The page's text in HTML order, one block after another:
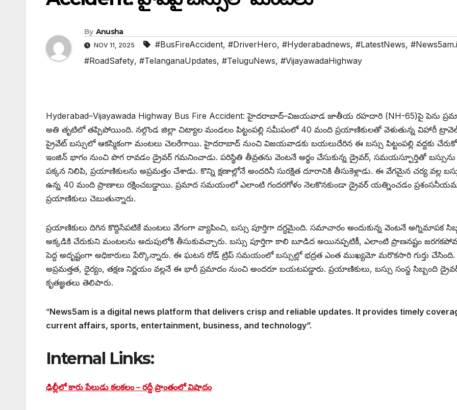
By Anusha
NOV 11, 2025 #BusFireAccident, #DriverHero, #Hyderabadnews, #LatestNews,
#RoadSafety, #TelanganaUpdates, #TeluguNews, #VijayawadaHighway
Hyderabad–Vijayawada Highway Bus Fire Accident: హైదరాబాద్–విజయవాడ జాతీయ రహదారి (NH-65)పై పెను
అతి తృటిలో తప్పిపోయింది. నల్గొండ జిల్లా చిట్యాల మండలం పిట్టంపల్లి సమీపంలో 40 మంది ప్రయాణికులతో వెళుతున్న విహారీ
ప్రైవేట్ బస్సులో ఆకస్మికంగా మంటలు చెలరేగాయి. హైదరాబాద్ నుంచి విజయవాడకు బయలుదేరిన ఈ బస్సు పిట్టంపల్లి వద్దకు
ఇంజిన్ భాగం నుంచి పొగ రావడం డ్రైవర్ గమనించాడు. పరిస్థితి తీవ్రతను వెంటనే అర్థం చేసుకున్న డ్రైవర్, సమయస్ఫూర్తితో బస్సును
పక్కన నిలిపి, ప్రయాణికులను అప్రమత్తం చేశాడు. కొన్ని క్షణాల్లోనే అందరినీ సురక్షిత దూరానికి తీసుకెళ్లాడు. ఈ వేగమైన చర్య వల్ల
ఉన్న 40 మంది ప్రాణాలు రక్షించబడ్డాయి. ప్రమాద సమయంలో ఎలాంటి గందరగోళం నెలకొనకుండా డ్రైవర్ యత్నించడం
ప్రయాణికులు చెబుతున్నారు.
ప్రయాణికులు దిగిన కొద్దిసేపటికే మంటలు వేగంగా వ్యాపించి, బస్సు పూర్తిగా దగ్ధమైంది. సమాచారం అందుకున్న వెంటనే అగ్నిమాపక
అక్కడికి చేరుకుని మంటలను అదుపులోకి తీసుకువచ్చారు. బస్సు పూర్తిగా కాలి బూడిద అయినప్పటికీ, ఎలాంటి ప్రాణనష్టం
పెద్ద అదృష్టంగా అధికారులు పేర్కొన్నారు. ఈ ఘటన రోడ్ ట్రిప్ సమయంలో బస్సుల్లో భద్రత ఎంత ముఖ్యమో మరొకసారి గుర్తు చేసింది.
అప్రమత్తత, ధైర్యం, తక్షణ నిర్ణయం వల్లనే ఈ భారీ ప్రమాదం నుంచి అందరూ బయటపడ్డారు. ప్రయాణికులు, బస్సు సంస్థ సిబ్బంది
కృతజ్ఞతలు తెలిపారు.
“News5am is a digital news platform that delivers crisp and reliable updates. It provides timely
current affairs, sports, entertainment, business, and technology”.
Internal Links:
ఢిల్లీలో కారు పేలుడు కలకలం – రద్దీ ప్రాంతంలో విషాదం